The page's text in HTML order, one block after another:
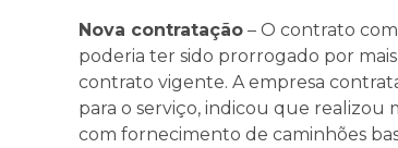
Nova contratação – O contrato
poderia ter sido prorrogado por
contrato vigente. A empresa
para o serviço, indicou que
com fornecimento de caminhões